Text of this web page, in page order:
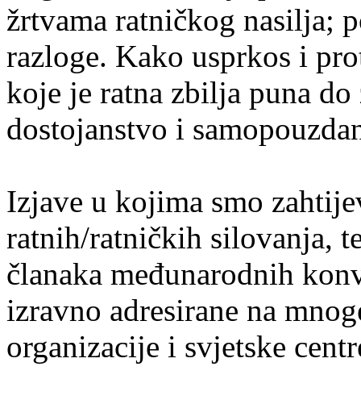
žrtvama ratničkog nasilja;
razloge. Kako usprkos i
koje je ratna zbilja puna
dostojanstvo i
Izjave u kojima smo
ratnih/ratničkih silovanja,
članaka međunarodnih
izravno adresirane na
organizacije i svjetske